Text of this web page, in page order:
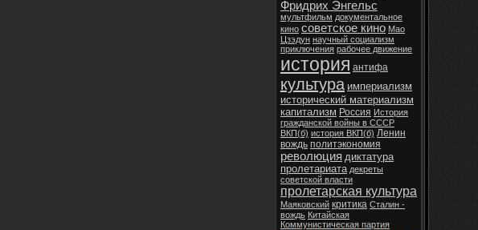
Фридрих Энгельс
мультфильм документальное
кино советское кино Мао
Цзэдун научный социализм
приключения рабочее движение
история антифа
культура империализм
исторический материализм
капитализм Россия История
гражданской войны в СССР
ВКП(б) история ВКП(б) Ленин
вождь политэкономия
революция диктатура
пролетариата декреты
советской власти
пролетарская культура
Маяковский критика Сталин -
вождь Китайская
Коммунистическая партия